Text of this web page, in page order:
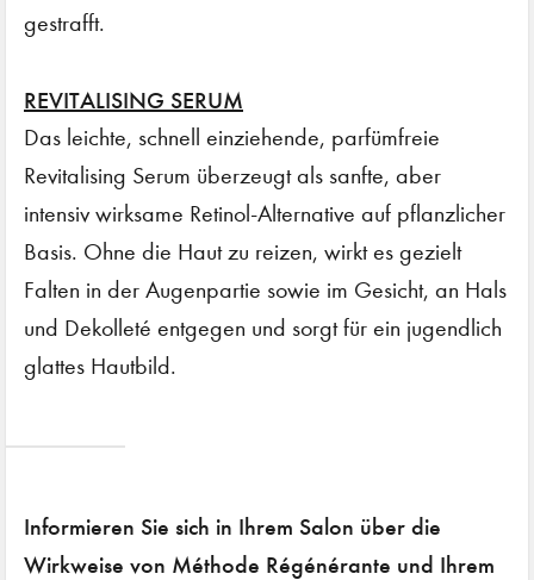
gestrafft.
REVITALISING SERUM
Das leichte, schnell einziehende, parfümfreie
Revitalising Serum überzeugt als sanfte, aber
intensiv wirksame Retinol-Alternative auf pflanzlicher
Basis. Ohne die Haut zu reizen, wirkt es gezielt
Falten in der Augenpartie sowie im Gesicht, an Hals
und Dekolleté entgegen und sorgt für ein jugendlich
glattes Hautbild.
Informieren Sie sich in Ihrem Salon über die
Wirkweise von Méthode Régénérante und Ihrem